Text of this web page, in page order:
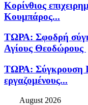
Κορίνθιος
Κουμπάρος...
ΤΩΡΑ: Σφοδρή
Αγίους Θεοδώρους
ΤΩΡΑ: Σύγκρουση
εργαζομένους...
August 2026